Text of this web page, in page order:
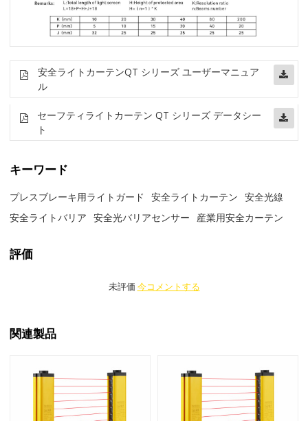
安全ライトカーテンQT シリーズ ユーザーマニュア
ル
セーフティライトカーテン QT シリーズ データシー
ト
キーワード
プレスブレーキ用ライトガード 安全ライトカーテン
安全光線
安全ライトバリア
安全光バリアセンサー 産業用安全カーテン
評価
未評価 今コメントする
関連製品